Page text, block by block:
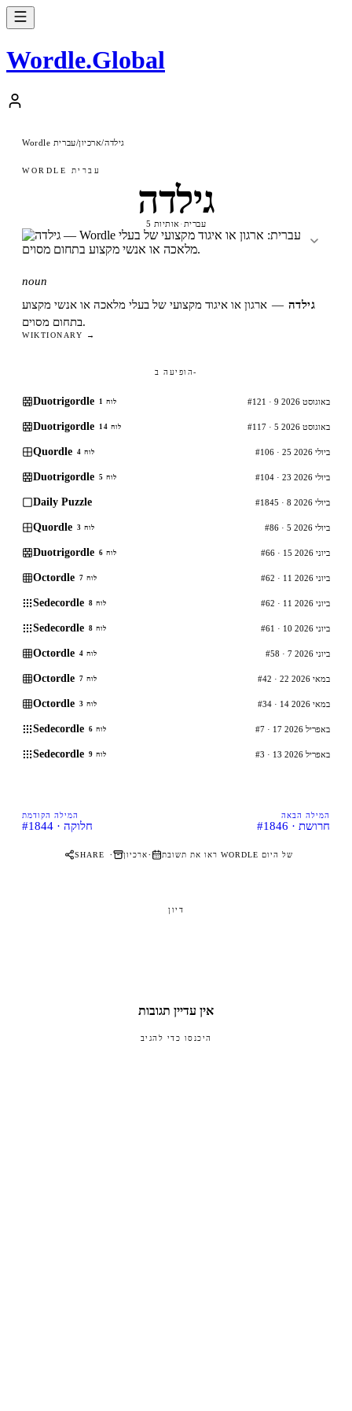
Wordle.Global
Wordle עברית/ארכיון/גילדה
WORDLE עברית
גילדה
5 אותיות·עברית
noun
גילדה — ארגון או איגוד מקצועי של בעלי מלאכה או אנשי מקצוע
בתחום מסוים.
WIKTIONARY →
הופיעה ב-
Duotrigordle לוח 1 #121 · 9 באוגוסט 2026
Duotrigordle לוח 14 #117 · 5 באוגוסט 2026
Quordle לוח 4 #106 · 25 ביולי 2026
Duotrigordle לוח 5 #104 · 23 ביולי 2026
Daily Puzzle #1845 · 8 ביולי 2026
Quordle לוח 3 #86 · 5 ביולי 2026
Duotrigordle לוח 6 #66 · 15 ביוני 2026
Octordle לוח 7 #62 · 11 ביוני 2026
Sedecordle לוח 8 #62 · 11 ביוני 2026
Sedecordle לוח 8 #61 · 10 ביוני 2026
Octordle לוח 4 #58 · 7 ביוני 2026
Octordle לוח 7 #42 · 22 במאי 2026
Octordle לוח 3 #34 · 14 במאי 2026
Sedecordle לוח 6 #7 · 17 באפריל 2026
Sedecordle לוח 9 #3 · 13 באפריל 2026
המילה הקודמת
#1844 · חלוקה
המילה הבאה
#1846 · חרושת
SHARE · ארכיון· ראו את תשובת WORDLE של היום
דיון
אין עדיין תגובות
היכנסו כדי להגיב